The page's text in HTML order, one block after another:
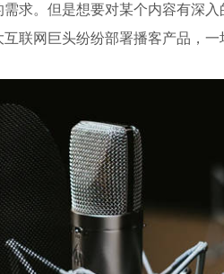
求。但是想要对某个内容有深入
联网巨头纷纷部署播客产品，一